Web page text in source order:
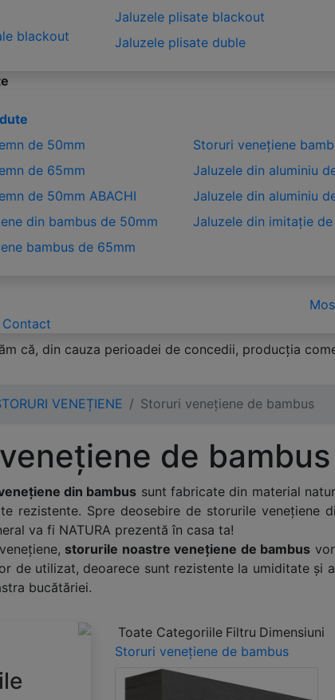
blackout
Jaluzele plisate blackout
Jaluzele plisate duble
de 50mm
de 65mm
de 50mm ABACHI
din bambus de 50mm
bambus de 65mm
Storuri venețiene
Jaluzele din aluminiu
Jaluzele din aluminiu
Jaluzele din imitație
Contact
că, din cauza perioadei de concedii, producția
VENEȚIENE Storuri venețiene de bambus
de bambus
din bambus sunt fabricate din material
rezistente. Spre deosebire de storurile venețiene
va fi NATURA prezentă în casa ta!
storurile noastre venețiene de bambus
de utilizat, deoarece sunt rezistente la umiditate și
bucătăriei.
Toate Categoriile Filtru Dimensiuni
Storuri venețiene de bambus